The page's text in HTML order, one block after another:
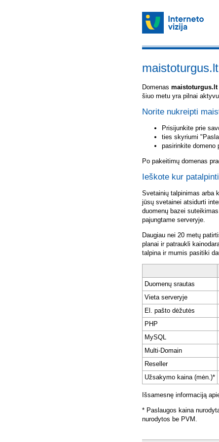
maistoturgus.lt
Domenas maistoturgus.lt
šiuo metu yra pilnai
Norite nukreipti
Prisijunkite prie
ties skyriumi
pasirinkite domeno
Po pakeitimų domenas
Ieškote kur
Svetainių talpinimas arba
jūsų svetainei atsidurti
duomenų bazei
pajungtame serveryje.
Daugiau nei 20 metų
planai ir patraukli
talpina ir mumis pasitiki
Duomenų srautas
Vieta serveryje
El. pašto dėžutės
PHP
MySQL
Multi-Domain
Reseller
Užsakymo kaina (mėn.)*
Išsamesnę informaciją
* Paslaugos kaina
nurodytos be PVM.